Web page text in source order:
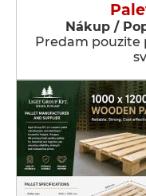
Nákup /
Predam pouzite